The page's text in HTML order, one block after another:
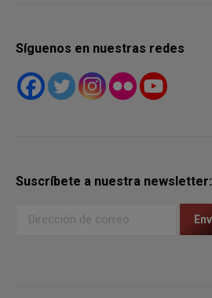
Síguenos en nuestras redes
Suscríbete a nuestra newsletter: